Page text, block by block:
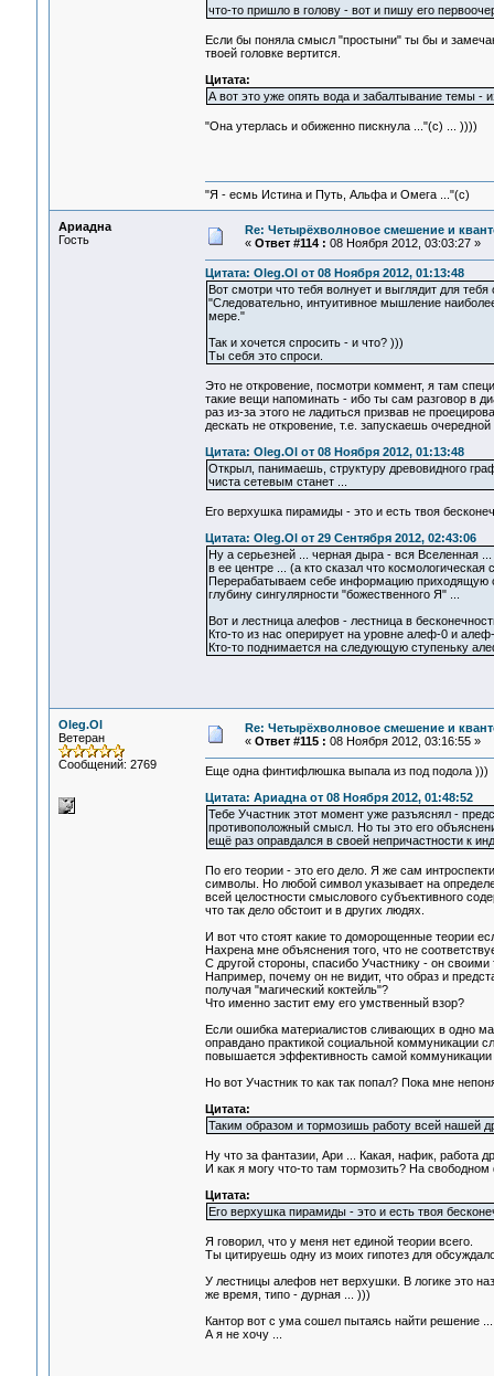
что-то пришло в голову - вот и пишу его
Если бы поняла смысл "простыни" ты бы и
твоей головке вертится.
Цитата:
А вот это уже опять вода и забалтывание темы -
"Она утерлась и обиженно пискнула ..."(с) ... ))))
"Я - есмь Истина и Путь, Альфа и Омега ..."(с)
Ариадна
Гость
Re: Четырёхволновое смешение и
« Ответ #114 : 08 Ноября 2012, 03:03:27 »
Цитата: Oleg.Ol от 08 Ноября 2012, 01:13:48
Вот смотри что тебя волнует и выглядит для тебя
"Следовательно, интуитивное мышление
мере."
Так и хочется спросить - и что? )))
Ты себя это спроси.
Это не откровение, посмотри коммент, я там
такие вещи напоминать - ибо ты сам разговор в
раз из-за этого не ладиться призвав не
дескать не откровение, т.е. запускаешь очередной
Цитата: Oleg.Ol от 08 Ноября 2012, 01:13:48
Открыл, панимаешь, структуру древовидного
чиста сетевым станет ...
Его верхушка пирамиды - это и есть твоя
Цитата: Oleg.Ol от 29 Сентября 2012, 02:43:06
Ну а серьезней ... черная дыра - вся Вселенная
в ее центре ... (а кто сказал что
Перерабатываем себе информацию приходящую
глубину сингулярности "божественного Я" ...
Вот и лестница алефов - лестница в
Кто-то из нас оперирует на уровне алеф-0 и
Кто-то поднимается на следующую ступеньку
Oleg.Ol
Ветеран
Сообщений: 2769
Re: Четырёхволновое смешение и
« Ответ #115 : 08 Ноября 2012, 03:16:55 »
Еще одна финтифлюшка выпала из под подола )))
Цитата: Ариадна от 08 Ноября 2012, 01:48:52
Тебе Участник этот момент уже разъяснял -
противоположный смысл. Но ты это его
ещё раз оправдался в своей непричастности к
По его теории - это его дело. Я же сам
символы. Но любой символ указывает на
всей целостности смыслового субъективного
что так дело обстоит и в других людях.
И вот что стоят какие то доморощенные теории
Нахрена мне объяснения того, что не
С другой стороны, спасибо Участнику - он
Например, почему он не видит, что образ и
получая "магический коктейль"?
Что именно застит ему его умственный взор?
Если ошибка материалистов сливающих в одно
оправдано практикой социальной коммуникации
повышается эффективность самой коммуникации
Но вот Участник то как так попал? Пока мне
Цитата:
Таким образом и тормозишь работу всей нашей
Ну что за фантазии, Ари ... Какая, нафик, работа
И как я могу что-то там тормозить? На
Цитата:
Его верхушка пирамиды - это и есть твоя
Я говорил, что у меня нет единой теории всего.
Ты цитируешь одну из моих гипотез для
У лестницы алефов нет верхушки. В логике это
же время, типо - дурная ... )))
Кантор вот с ума сошел пытаясь найти решение ...
А я не хочу ...